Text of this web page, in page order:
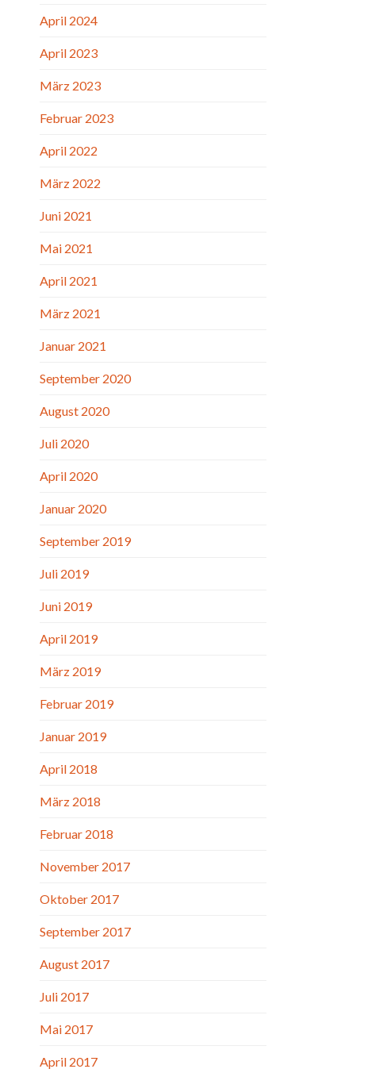
April 2024
April 2023
März 2023
Februar 2023
April 2022
März 2022
Juni 2021
Mai 2021
April 2021
März 2021
Januar 2021
September 2020
August 2020
Juli 2020
April 2020
Januar 2020
September 2019
Juli 2019
Juni 2019
April 2019
März 2019
Februar 2019
Januar 2019
April 2018
März 2018
Februar 2018
November 2017
Oktober 2017
September 2017
August 2017
Juli 2017
Mai 2017
April 2017